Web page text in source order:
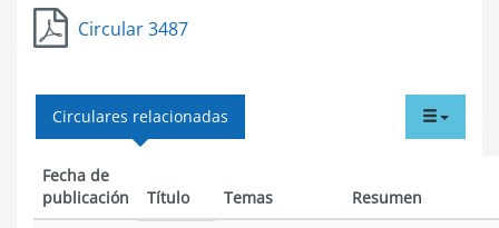
Circular 3487
menu
Circulares relacionadas
Fecha de
publicación
Título Temas
Resumen